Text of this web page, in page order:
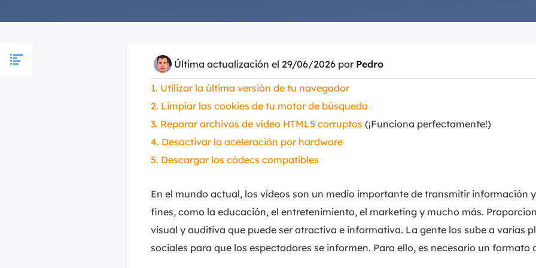
Partition Recovery
Recuperar particiones eliminadas o perdidas.
Email Recovery
Recuperar correo electrónico de Outlook.
MS SQL Recovery
Recuperar bases de datos MS SQL.
Última actualización el 29/06/2026 por Pedro
1. Utilizar la última versión de tu navegador
2. Limpiar las cookies de tu motor de búsqueda
3. Reparar archivos de vídeo HTML5 corruptos (¡Funciona perfectamente!)
4. Desactivar la aceleración por hardware
5. Descargar los códecs compatibles
En el mundo actual, los vídeos son un medio importante de transmitir información
fines, como la educación, el entretenimiento, el marketing y mucho más.
visual y auditiva que puede ser atractiva e informativa. La gente los sube a varias
sociales para que los espectadores se informen. Para ello, es necesario un formato